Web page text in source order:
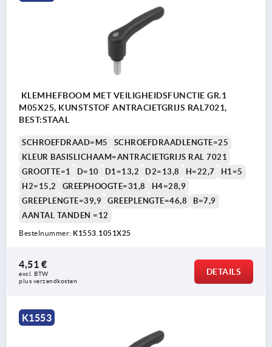
KLEMHEFBOOM MET VEILIGHEIDSFUNCTIE GR.1
M05X25, KUNSTSTOF ANTRACIETGRIJS RAL7021,
BEST:STAAL
SCHROEFDRAAD=M5
SCHROEFDRAADLENGTE=25
KLEUR BASISLICHAAM=ANTRACIETGRIJS RAL 7021
GROOTTE=1
D=10 D1=13,2 D2=13,8 H=22,7
H1=5
H2=15,2
GREEPHOOGTE=31,8
H4=28,9
GREEPLENGTE=39,9
GREEPLENGTE=46,8
B=7,9
AANTAL TANDEN =12
Bestelnummer: K1553.1051X25
4,51 €
excl. BTW
plus verzendkosten
DETAILS
K1553